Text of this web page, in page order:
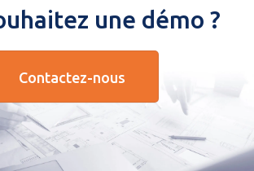
une démo ?
Contactez-nous